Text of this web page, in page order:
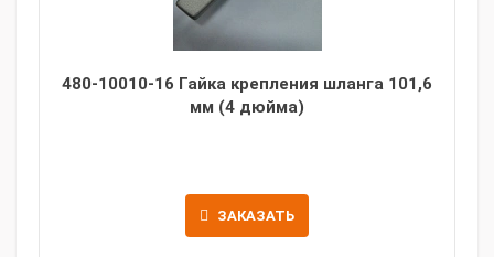
480-10010-16 Гайка крепления шланга 101,6
мм (4 дюйма)
ЗАКАЗАТЬ